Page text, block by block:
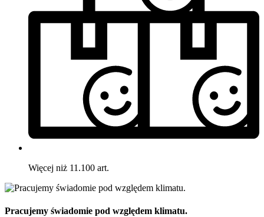
Więcej niż 11.100 art.
Pracujemy świadomie pod względem klimatu.